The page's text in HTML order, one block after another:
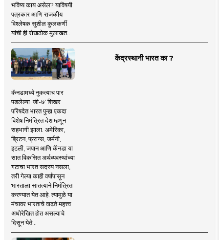
भविष्य काय असेल? याविषयी
पत्रकार आणि राजकीय
विश्लेषक सुशील कुलकर्णी
यांची ही रोखठोक मुलाखत..
केंद्रस्थानी भारत का ?
कॅनडामध्ये नुकत्याच पार
पडलेल्या 'जी-७' शिखर
परिषदेत भारत पुन्हा एकदा
विशेष निमंत्रित देश म्हणून
सहभागी झाला. अमेरिका,
ब्रिटन, फ्रान्स, जर्मनी,
इटली, जपान आणि कॅनडा या
सात विकसित अर्थव्यवस्थांच्या
गटाचा भारत सदस्य नसला,
तरी गेल्या काही वर्षांपासून
भारताला सातत्याने निमंत्रित
करण्यात येत आहे. त्यामुळे या
मंचावर भारताचे वाढते महत्त्व
अधोरेखित होत असल्याचे
दिसून येते...